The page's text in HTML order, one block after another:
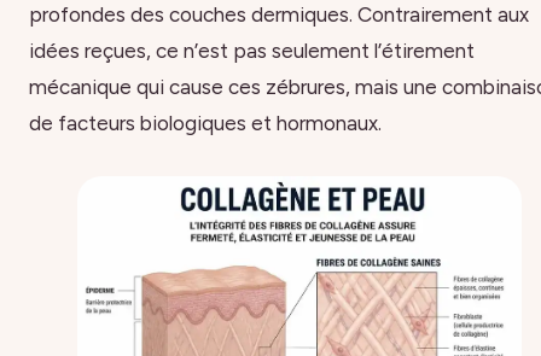
profondes des couches dermiques. Contrairement aux
idées reçues, ce n’est pas seulement l’étirement
mécanique qui cause ces zébrures, mais une
de facteurs biologiques et hormonaux.